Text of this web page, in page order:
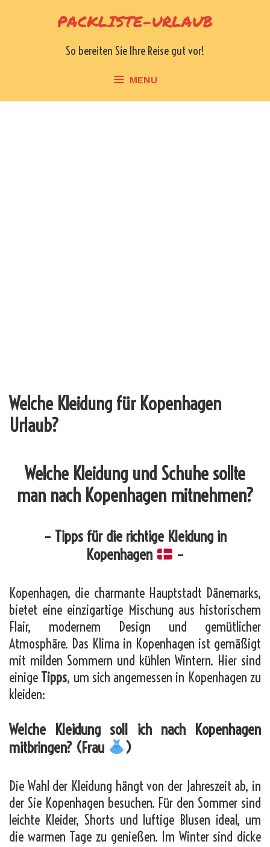
PACKLISTE-URLAUB
So bereiten Sie Ihre Reise gut vor!
MENU
Welche Kleidung für Kopenhagen
Urlaub?
Welche Kleidung und Schuhe sollte
man nach Kopenhagen mitnehmen?
– Tipps für die richtige Kleidung in
Kopenhagen
–
Kopenhagen, die charmante Hauptstadt Dänemarks,
bietet eine einzigartige Mischung aus historischem
Flair, modernem Design und gemütlicher
Atmosphäre. Das Klima in Kopenhagen ist gemäßigt
mit milden Sommern und kühlen Wintern. Hier sind
einige Tipps, um sich angemessen in Kopenhagen zu
kleiden:
Welche Kleidung soll ich nach Kopenhagen
mitbringen? (Frau
)
Die Wahl der Kleidung hängt von der Jahreszeit ab, in
der Sie Kopenhagen besuchen. Für den Sommer sind
leichte Kleider, Shorts und luftige Blusen ideal, um
die warmen Tage zu genießen. Im Winter sind dicke